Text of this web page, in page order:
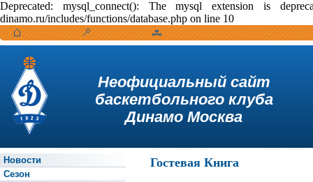
Deprecated: mysql_connect(): The mysql extension is
dinamo.ru/includes/functions/database.php on line 10
Неофициальный сайт
баскетбольного клуба
Динамо Москва
Новости
Сезон
Гостевая Книга